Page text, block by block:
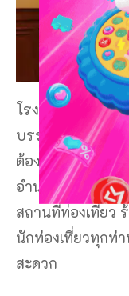
โรงแรม 5 ดาวอ
บรรยากาศที่พักส
ต้องเป็นที่พักแห่ง
อำนาจเจริญ ที่ตั้ง
สถานที่ท่องเที่ยว
นักท่องเที่ยวทุกท่
สะดวก